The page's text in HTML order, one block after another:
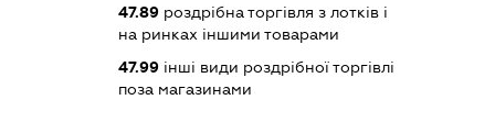
47.89роздрібна торгівля з лотків і
на ринках іншими товарами
47.99інші види роздрібної торгівлі
поза магазинами